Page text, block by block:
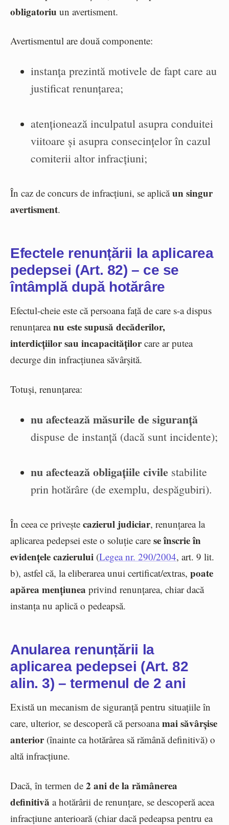
obligatoriu un avertisment.
Avertismentul are două componente:
instanța prezintă motivele de fapt care au
justificat renunțarea;
atenționează inculpatul asupra conduitei
viitoare și asupra consecințelor în cazul
comiterii altor infracțiuni;
În caz de concurs de infracțiuni, se aplicăun singur
avertisment.
Efectele renunțării la aplicarea
pedepsei (Art. 82) – ce se
întâmplă după hotărâre
Efectul-cheie este că persoana față de care s-a dispus
renunțareanu este supusă decăderilor,
interdicțiilor sau incapacitățilorcare ar putea
decurge din infracțiunea săvârșită.
Totuși, renunțarea:
nu afectează măsurile de siguranță
dispuse de instanță (dacă sunt incidente);
nu afectează obligațiile civile stabilite
prin hotărâre (de exemplu, despăgubiri).
În ceea ce privește cazierul judiciar, renunțarea la
aplicarea pedepsei este o soluție care se înscrie în
evidențele cazierului (Legea nr. 290/2004, art. 9 lit.
b), astfel că, la eliberarea unui certificat/extras, poate
apărea mențiunea privind renunțarea, chiar dacă
instanța nu aplică o pedeapsă.
Anularea renunțării la
aplicarea pedepsei (Art. 82
alin. 3) – termenul de 2 ani
Există un mecanism de siguranță pentru situațiile în
care, ulterior, se descoperă că persoanamai săvârșise
anterior(înainte ca hotărârea să rămână definitivă) o
altă infracțiune.
Dacă, în termen de 2 ani de la rămânerea
definitivă a hotărârii de renunțare, se descoperă acea
infracțiune anterioară (chiar dacă pedeapsa pentru ea